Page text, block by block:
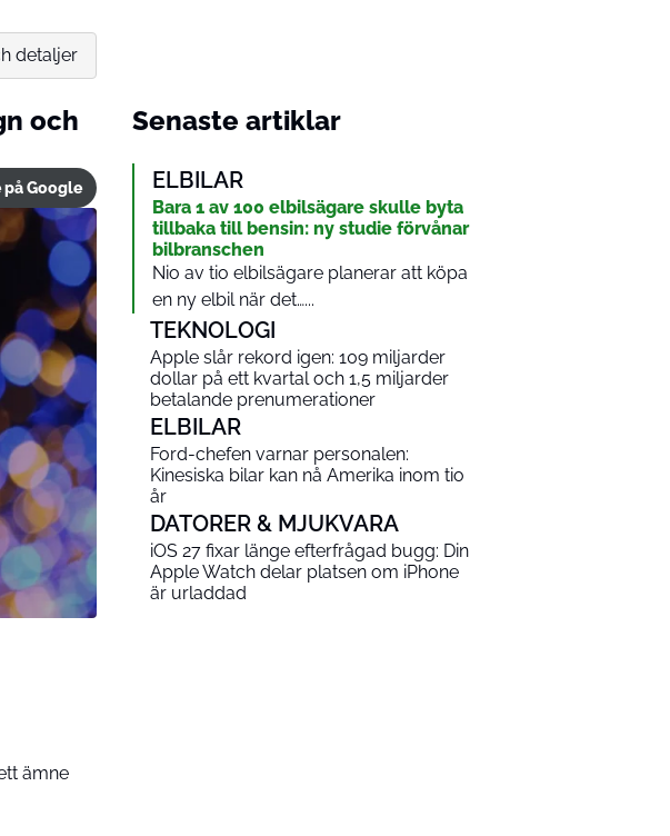
detaljer
och
på Google
ämne
Senaste artiklar
ELBILAR
Bara 1 av 100 elbilsägare skulle byta
tillbaka till bensin: ny studie förvånar
bilbranschen
Nio av tio elbilsägare planerar att köpa
en ny elbil när det…...
TEKNOLOGI
Apple slår rekord igen: 109 miljarder
dollar på ett kvartal och 1,5 miljarder
betalande prenumerationer
ELBILAR
Ford-chefen varnar personalen:
Kinesiska bilar kan nå Amerika inom tio
år
DATORER & MJUKVARA
iOS 27 fixar länge efterfrågad bugg: Din
Apple Watch delar platsen om iPhone
är urladdad